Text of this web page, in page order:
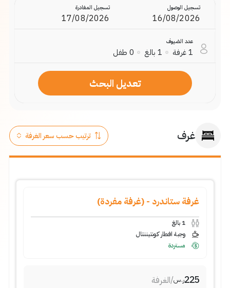
تسجيل الوصول تسجيل المغادرة
عدد الضيوف
1غرفة 1 بالغ 0 طفل
تعديل البحث
غرف
غرفة ستاندرد - (غرفة مفردة)
1 بالغ
وجبة افطار كونتيننتال
مستردة
225ر.س/الغرفة